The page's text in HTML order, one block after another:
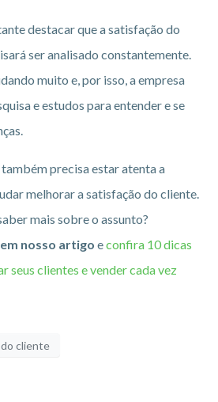
destacar que a satisfação do
ser analisado constantemente.
muito e, por isso, a empresa
e estudos para entender e se
precisa estar atenta a
melhorar a satisfação do cliente.
mais sobre o assunto?
nosso artigo econfira 10 dicas
seus clientes e vender cada vez
cliente